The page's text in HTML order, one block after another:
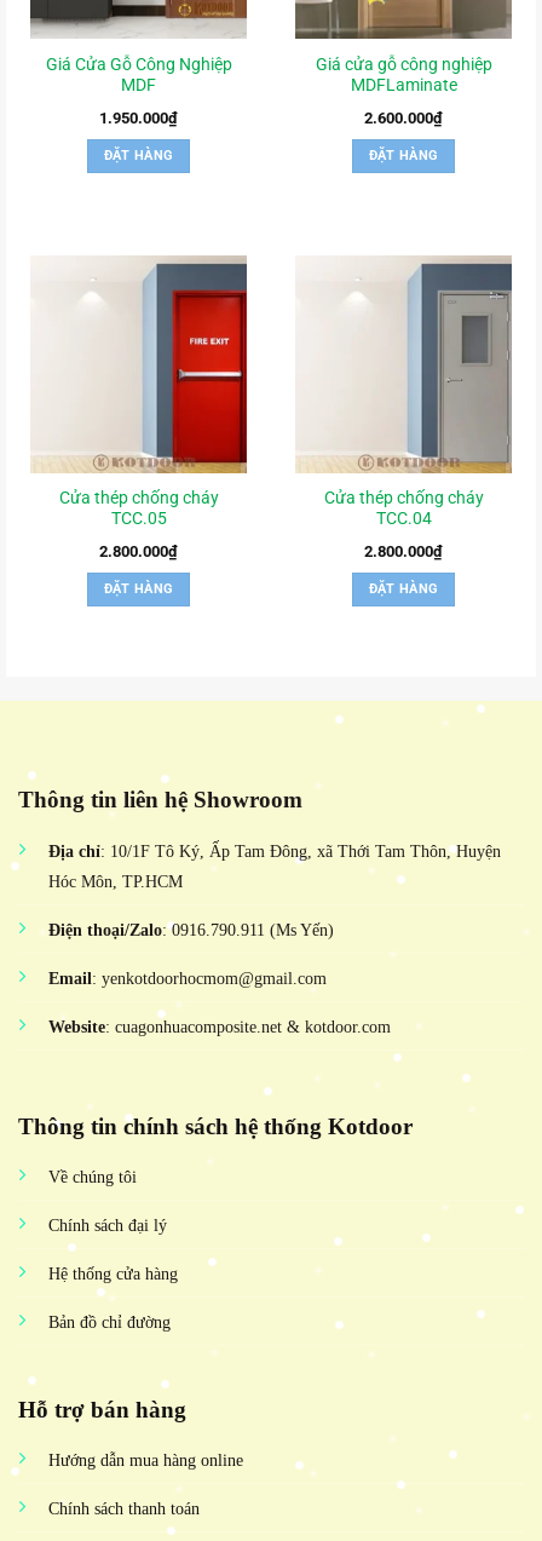
Giá Cửa Gỗ Công Nghiệp
MDF
1.950.000₫
ĐẶT HÀNG
Giá cửa gỗ công nghiệp
MDFLaminate
2.600.000₫
ĐẶT HÀNG
Cửa thép chống cháy
TCC.05
2.800.000₫
ĐẶT HÀNG
Cửa thép chống cháy
TCC.04
2.800.000₫
ĐẶT HÀNG
Thông tin liên hệ Showroom
Địa chỉ: 10/1F Tô Ký, Ấp Tam Đông, xã Thới Tam Thôn, Huyện
Hóc Môn, TP.HCM
Điện thoại/Zalo: 0916.790.911 (Ms Yến)
Email: yenkotdoorhocmom@gmail.com
Website: cuagonhuacomposite.net & kotdoor.com
Thông tin chính sách hệ thống Kotdoor
Về chúng tôi
Chính sách đại lý
Hệ thống cửa hàng
Bản đồ chỉ đường
Hỗ trợ bán hàng
Hướng dẫn mua hàng online
Chính sách thanh toán